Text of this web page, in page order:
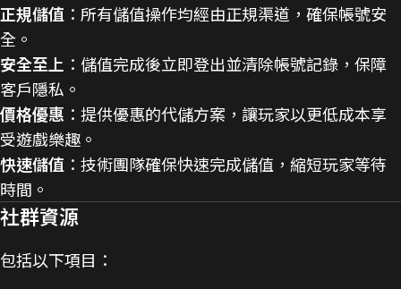
正規儲值 ：所有儲值操作均經由正規渠道，確保帳號安
全。
安全至上 ：儲值完成後立即登出並清除帳號記錄，保障
客戶隱私。
價格優惠 ：提供優惠的代儲方案，讓玩家以更低成本享
受遊戲樂趣。
快速儲值 ：技術團隊確保快速完成儲值，縮短玩家等待
時間。
社群資源
包括以下項目：